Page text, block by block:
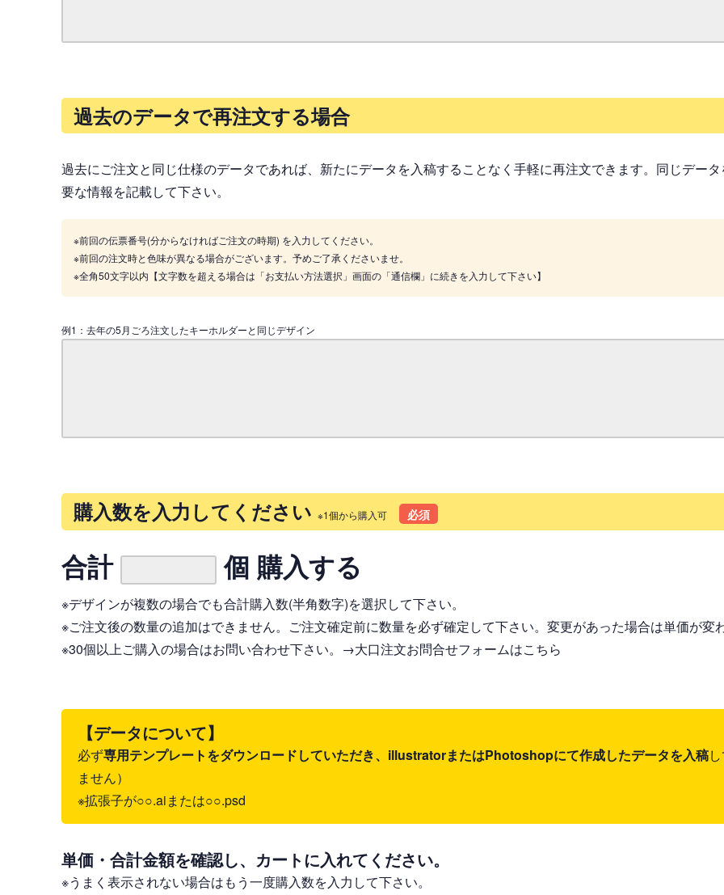
過去のデータで再注文する場合
過去にご注文と同じ仕様のデータであれば、新たにデータを入稿することなく手軽に再注文できます。同じデー
要な情報を記載して下さい。
※前回の伝票番号(分からなければご注文の時期) を入力してください。
※前回の注文時と色味が異なる場合がございます。予めご了承くださいませ。
※全角50文字以内【文字数を超える場合は「お支払い方法選択」画面の「通信欄」に続きを入力して下さい】
例1：去年の5月ごろ注文したキーホルダーと同じデザイン
購入数を入力してください ※1個から購入可 必須
合計 個 購入する
※デザインが複数の場合でも合計購入数(半角数字)を選択して下さい。
※ご注文後の数量の追加はできません。ご注文確定前に数量を必ず確定して下さい。変更があった場合は単価が変
※30個以上ご購入の場合はお問い合わせ下さい。 →大口注文お問合せフォームはこちら
【データについて】
必ず専用テンプレートをダウンロードしていただき、illustratorまたはPhotoshopにて作成したデータを入稿
ません）
※拡張子が○○.aiまたは○○.psd
単価・合計金額を確認し、カートに入れてください。
※うまく表示されない場合はもう一度購入数を入力して下さい。